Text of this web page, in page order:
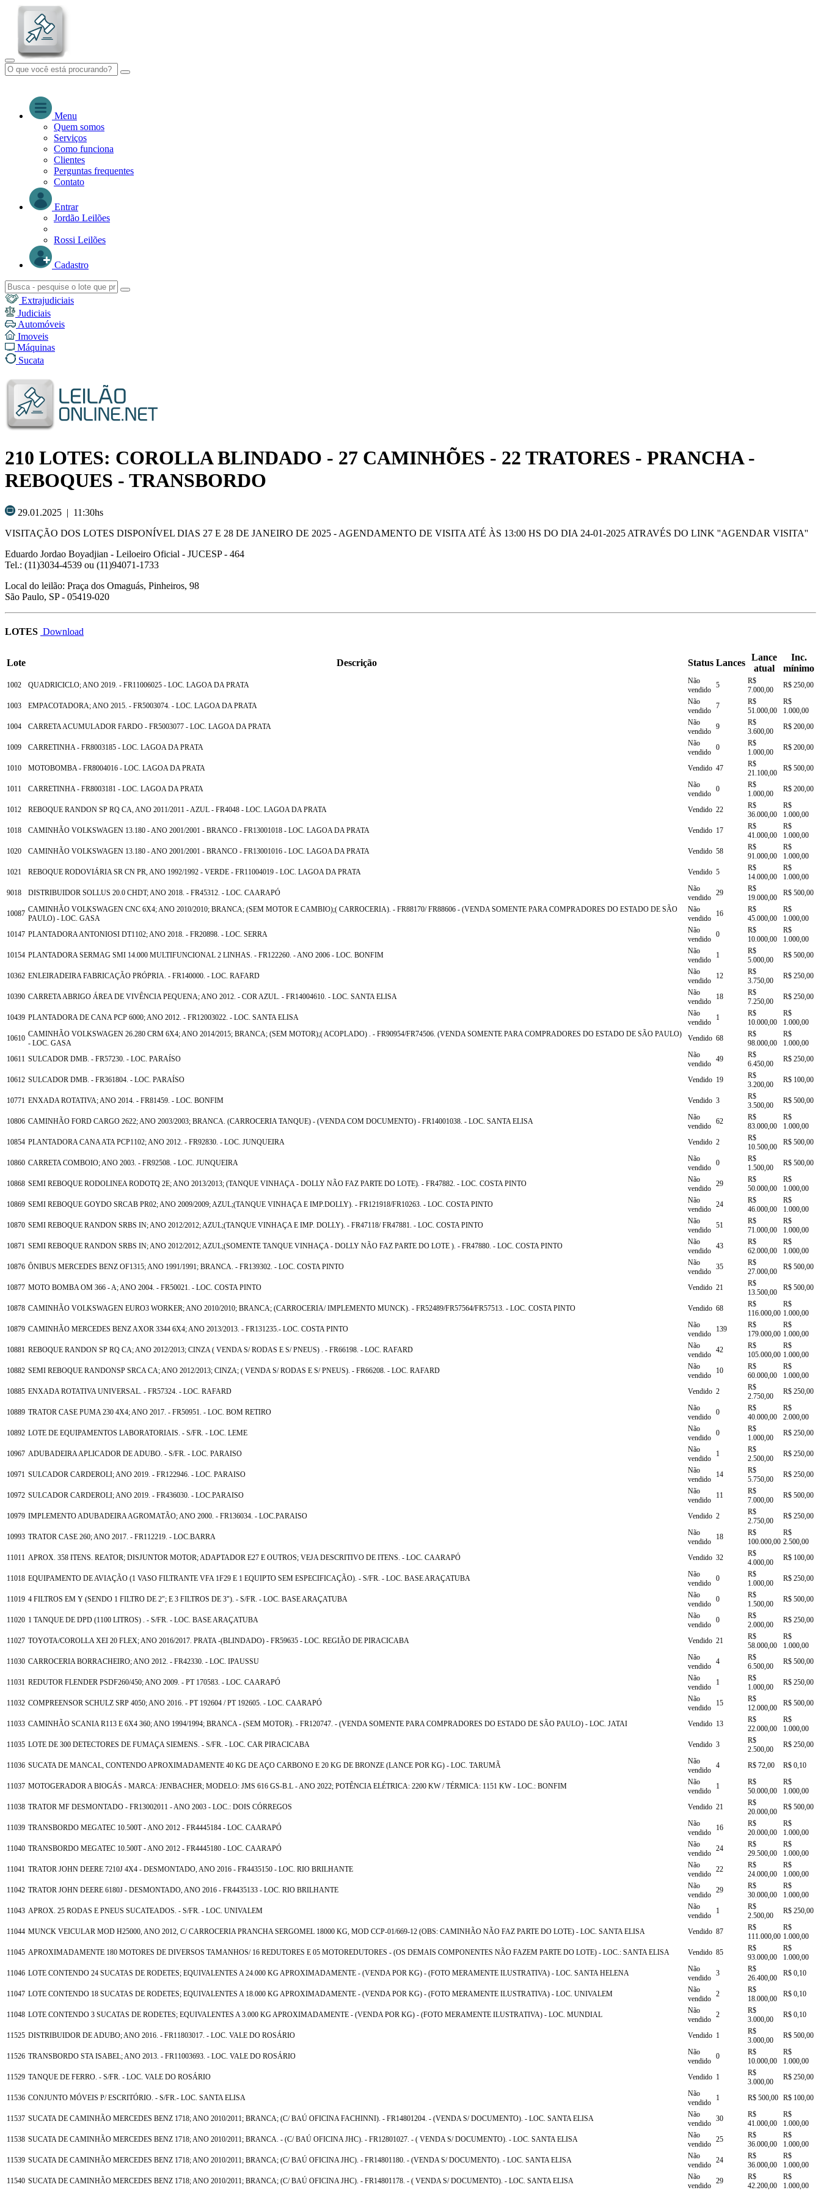
Menu
Quem somos
Serviços
Como funciona
Clientes
Perguntas frequentes
Contato
Entrar
Jordão Leilões
Rossi Leilões
Cadastro
Extrajudiciais
Judiciais
Automóveis
Imoveis
Máquinas
Sucata
210 LOTES: COROLLA BLINDADO - 27 CAMINHÕES - 22 TRATORES - PRANCHA -
REBOQUES - TRANSBORDO
29.01.2025 | 11:30hs
VISITAÇÃO DOS LOTES DISPONÍVEL DIAS 27 E 28 DE JANEIRO DE 2025 - AGENDAMENTO DE VISITA ATÉ ÀS 13:00 HS DO DIA 24-01-2025 ATRAVÉS DO LINK ''AGENDAR VISITA''
Eduardo Jordao Boyadjian - Leiloeiro Oficial - JUCESP - 464
Tel.: (11)3034-4539 ou (11)94071-1733
Local do leilão: Praça dos Omaguás, Pinheiros, 98
São Paulo, SP - 05419-020
LOTES Download
Lote Descrição Status Lances
Lance
atual
Inc.
mínimo
1002 QUADRICICLO; ANO 2019. - FR11006025 - LOC. LAGOA DA PRATA
Não
vendido
5
R$
7.000,00
R$ 250,00
1003 EMPACOTADORA; ANO 2015. - FR5003074. - LOC. LAGOA DA PRATA
Não
vendido
7
R$
51.000,00
R$
1.000,00
1004
CARRETA ACUMULADOR FARDO - FR5003077 - LOC. LAGOA DA PRATA
Não
vendido
9
R$
3.600,00
R$ 200,00
1009 CARRETINHA - FR8003185 - LOC. LAGOA DA PRATA
Não
vendido
0
R$
1.000,00
R$ 200,00
1010 MOTOBOMBA - FR8004016 - LOC. LAGOA DA PRATA Vendido 47
R$
21.100,00
R$ 500,00
1011 CARRETINHA - FR8003181 - LOC. LAGOA DA PRATA
Não
vendido
0
R$
1.000,00
R$ 200,00
1012 REBOQUE RANDON SP RQ CA, ANO 2011/2011 - AZUL - FR4048 - LOC. LAGOA DA PRATA Vendido 22
R$
36.000,00
R$
1.000,00
1018
CAMINHÃO VOLKSWAGEN 13.180 - ANO 2001/2001 - BRANCO - FR13001018 - LOC. LAGOA DA PRATA Vendido 17
R$
41.000,00
R$
1.000,00
1020
CAMINHÃO VOLKSWAGEN 13.180 - ANO 2001/2001 - BRANCO - FR13001016 - LOC. LAGOA DA PRATA Vendido 58
R$
91.000,00
R$
1.000,00
1021
REBOQUE RODOVIÁRIA SR CN PR, ANO 1992/1992 - VERDE - FR11004019 - LOC. LAGOA DA PRATA Vendido 5
R$
14.000,00
R$
1.000,00
9018
DISTRIBUIDOR SOLLUS 20.0 CHDT; ANO 2018. - FR45312. - LOC. CAARAPÓ
Não
vendido
29
R$
19.000,00
R$ 500,00
10087 CAMINHÃO VOLKSWAGEN CNC 6X4; ANO 2010/2010; BRANCA; (SEM MOTOR E CAMBIO);( CARROCERIA). - FR88170/ FR88606 - (VENDA SOMENTE PARA COMPRADORES DO ESTADO DE SÃO
PAULO) - LOC. GASA
Não
vendido
16
R$
45.000,00
R$
1.000,00
10147 PLANTADORA ANTONIOSI DT1102; ANO 2018. - FR20898. - LOC. SERRA
Não
vendido
0
R$
10.000,00
R$
1.000,00
10154 PLANTADORA SERMAG SMI 14.000 MULTIFUNCIONAL 2 LINHAS. - FR122260. - ANO 2006 - LOC. BONFIM
Não
vendido
1
R$
5.000,00
R$ 500,00
10362 ENLEIRADEIRA FABRICAÇÃO PRÓPRIA. - FR140000. - LOC. RAFARD
Não
vendido
12
R$
3.750,00
R$ 250,00
10390 CARRETA ABRIGO ÁREA DE VIVÊNCIA PEQUENA; ANO 2012. - COR AZUL. - FR14004610. - LOC. SANTA ELISA
Não
vendido
18
R$
7.250,00
R$ 250,00
10439 PLANTADORA DE CANA PCP 6000; ANO 2012. - FR12003022. - LOC. SANTA ELISA
Não
vendido
1
R$
10.000,00
R$
1.000,00
10610 CAMINHÃO VOLKSWAGEN 26.280 CRM 6X4; ANO 2014/2015; BRANCA; (SEM MOTOR);( ACOPLADO) . - FR90954/FR74506. (VENDA SOMENTE PARA COMPRADORES DO ESTADO DE SÃO PAULO)
- LOC. GASA
Vendido 68
R$
98.000,00
R$
1.000,00
10611 SULCADOR DMB. - FR57230. - LOC. PARAÍSO
Não
vendido
49
R$
6.450,00
R$ 250,00
10612 SULCADOR DMB. - FR361804. - LOC. PARAÍSO Vendido 19
R$
3.200,00
R$ 100,00
10771 ENXADA ROTATIVA; ANO 2014. - FR81459. - LOC. BONFIM Vendido 3
R$
3.500,00
R$ 500,00
10806 CAMINHÃO FORD CARGO 2622; ANO 2003/2003; BRANCA. (CARROCERIA TANQUE) - (VENDA COM DOCUMENTO) - FR14001038. - LOC. SANTA ELISA
Não
vendido
62
R$
83.000,00
R$
1.000,00
10854 PLANTADORA CANA ATA PCP1102; ANO 2012. - FR92830. - LOC. JUNQUEIRA Vendido 2
R$
10.500,00
R$ 500,00
10860 CARRETA COMBOIO; ANO 2003. - FR92508. - LOC. JUNQUEIRA
Não
vendido
0
R$
1.500,00
R$ 500,00
10868 SEMI REBOQUE RODOLINEA RODOTQ 2E; ANO 2013/2013; (TANQUE VINHAÇA - DOLLY NÃO FAZ PARTE DO LOTE). - FR47882. - LOC. COSTA PINTO
Não
vendido
29
R$
50.000,00
R$
1.000,00
10869 SEMI REBOQUE GOYDO SRCAB PR02; ANO 2009/2009; AZUL;(TANQUE VINHAÇA E IMP.DOLLY). - FR121918/FR10263. - LOC. COSTA PINTO
Não
vendido
24
R$
46.000,00
R$
1.000,00
10870 SEMI REBOQUE RANDON SRBS IN; ANO 2012/2012; AZUL;(TANQUE VINHAÇA E IMP. DOLLY). - FR47118/ FR47881. - LOC. COSTA PINTO
Não
vendido
51
R$
71.000,00
R$
1.000,00
10871 SEMI REBOQUE RANDON SRBS IN; ANO 2012/2012; AZUL;(SOMENTE TANQUE VINHAÇA - DOLLY NÃO FAZ PARTE DO LOTE ). - FR47880. - LOC. COSTA PINTO
Não
vendido
43
R$
62.000,00
R$
1.000,00
10876 ÔNIBUS MERCEDES BENZ OF1315; ANO 1991/1991; BRANCA. - FR139302. - LOC. COSTA PINTO
Não
vendido
35
R$
27.000,00
R$ 500,00
10877 MOTO BOMBA OM 366 - A; ANO 2004. - FR50021. - LOC. COSTA PINTO Vendido 21
R$
13.500,00
R$ 500,00
10878 CAMINHÃO VOLKSWAGEN EURO3 WORKER; ANO 2010/2010; BRANCA; (CARROCERIA/ IMPLEMENTO MUNCK). - FR52489/FR57564/FR57513. - LOC. COSTA PINTO Vendido 68
R$
116.000,00
R$
1.000,00
10879 CAMINHÃO MERCEDES BENZ AXOR 3344 6X4; ANO 2013/2013. - FR131235.- LOC. COSTA PINTO
Não
vendido
139
R$
179.000,00
R$
1.000,00
10881 REBOQUE RANDON SP RQ CA; ANO 2012/2013; CINZA ( VENDA S/ RODAS E S/ PNEUS) . - FR66198. - LOC. RAFARD
Não
vendido
42
R$
105.000,00
R$
1.000,00
10882 SEMI REBOQUE RANDONSP SRCA CA; ANO 2012/2013; CINZA; ( VENDA S/ RODAS E S/ PNEUS). - FR66208. - LOC. RAFARD
Não
vendido
10
R$
60.000,00
R$
1.000,00
10885 ENXADA ROTATIVA UNIVERSAL. - FR57324. - LOC. RAFARD Vendido 2
R$
2.750,00
R$ 250,00
10889 TRATOR CASE PUMA 230 4X4; ANO 2017. - FR50951. - LOC. BOM RETIRO
Não
vendido
0
R$
40.000,00
R$
2.000,00
10892 LOTE DE EQUIPAMENTOS LABORATORIAIS. - S/FR. - LOC. LEME
Não
vendido
0
R$
1.000,00
R$ 250,00
10967 ADUBADEIRA APLICADOR DE ADUBO. - S/FR. - LOC. PARAISO
Não
vendido
1
R$
2.500,00
R$ 250,00
10971 SULCADOR CARDEROLI; ANO 2019. - FR122946. - LOC. PARAISO
Não
vendido
14
R$
5.750,00
R$ 250,00
10972 SULCADOR CARDEROLI; ANO 2019. - FR436030. - LOC.PARAISO
Não
vendido
11
R$
7.000,00
R$ 500,00
10979 IMPLEMENTO ADUBADEIRA AGROMATÃO; ANO 2000. - FR136034. - LOC.PARAISO Vendido 2
R$
2.750,00
R$ 250,00
10993 TRATOR CASE 260; ANO 2017. - FR112219. - LOC.BARRA
Não
vendido
18
R$
100.000,00
R$
2.500,00
11011 APROX. 358 ITENS. REATOR; DISJUNTOR MOTOR; ADAPTADOR E27 E OUTROS; VEJA DESCRITIVO DE ITENS. - LOC. CAARAPÓ Vendido 32
R$
4.000,00
R$ 100,00
11018 EQUIPAMENTO DE AVIAÇÃO (1 VASO FILTRANTE VFA 1F29 E 1 EQUIPTO SEM ESPECIFICAÇÃO). - S/FR. - LOC. BASE ARAÇATUBA
Não
vendido
0
R$
1.000,00
R$ 250,00
11019 4 FILTROS EM Y (SENDO 1 FILTRO DE 2"; E 3 FILTROS DE 3"). - S/FR. - LOC. BASE ARAÇATUBA
Não
vendido
0
R$
1.500,00
R$ 500,00
11020 1 TANQUE DE DPD (1100 LITROS) . - S/FR. - LOC. BASE ARAÇATUBA
Não
vendido
0
R$
2.000,00
R$ 250,00
11027 TOYOTA/COROLLA XEI 20 FLEX; ANO 2016/2017. PRATA -(BLINDADO) - FR59635 - LOC. REGIÃO DE PIRACICABA Vendido 21
R$
58.000,00
R$
1.000,00
11030 CARROCERIA BORRACHEIRO; ANO 2012. - FR42330. - LOC. IPAUSSU
Não
vendido
4
R$
6.500,00
R$ 500,00
11031 REDUTOR FLENDER PSDF260/450; ANO 2009. - PT 170583. - LOC. CAARAPÓ
Não
vendido
1
R$
1.000,00
R$ 250,00
11032 COMPREENSOR SCHULZ SRP 4050; ANO 2016. - PT 192604 / PT 192605. - LOC. CAARAPÓ
Não
vendido
15
R$
12.000,00
R$ 500,00
11033 CAMINHÃO SCANIA R113 E 6X4 360; ANO 1994/1994; BRANCA - (SEM MOTOR). - FR120747. - (VENDA SOMENTE PARA COMPRADORES DO ESTADO DE SÃO PAULO) - LOC. JATAI Vendido 13
R$
22.000,00
R$
1.000,00
11035 LOTE DE 300 DETECTORES DE FUMAÇA SIEMENS. - S/FR. - LOC. CAR PIRACICABA Vendido 3
R$
2.500,00
R$ 250,00
11036 SUCATA DE MANCAL, CONTENDO APROXIMADAMENTE 40 KG DE AÇO CARBONO E 20 KG DE BRONZE (LANCE POR KG) - LOC. TARUMÃ
Não
vendido
4 R$ 72,00 R$ 0,10
11037 MOTOGERADOR A BIOGÁS - MARCA: JENBACHER; MODELO: JMS 616 GS-B.L - ANO 2022; POTÊNCIA ELÉTRICA: 2200 KW / TÉRMICA: 1151 KW - LOC.: BONFIM
Não
vendido
1
R$
50.000,00
R$
1.000,00
11038 TRATOR MF DESMONTADO - FR13002011 - ANO 2003 - LOC.: DOIS CÓRREGOS Vendido 21
R$
20.000,00
R$ 500,00
11039 TRANSBORDO MEGATEC 10.500T - ANO 2012 - FR4445184 - LOC. CAARAPÓ
Não
vendido
16
R$
20.000,00
R$
1.000,00
11040 TRANSBORDO MEGATEC 10.500T - ANO 2012 - FR4445180 - LOC. CAARAPÓ
Não
vendido
24
R$
29.500,00
R$
1.000,00
11041 TRATOR JOHN DEERE 7210J 4X4 - DESMONTADO, ANO 2016 - FR4435150 - LOC. RIO BRILHANTE
Não
vendido
22
R$
24.000,00
R$
1.000,00
11042 TRATOR JOHN DEERE 6180J - DESMONTADO, ANO 2016 - FR4435133 - LOC. RIO BRILHANTE
Não
vendido
29
R$
30.000,00
R$
1.000,00
11043 APROX. 25 RODAS E PNEUS SUCATEADOS. - S/FR. - LOC. UNIVALEM
Não
vendido
1
R$
2.500,00
R$ 250,00
11044 MUNCK VEICULAR MOD H25000, ANO 2012, C/ CARROCERIA PRANCHA SERGOMEL 18000 KG, MOD CCP-01/669-12 (OBS: CAMINHÃO NÃO FAZ PARTE DO LOTE) - LOC. SANTA ELISA Vendido 87
R$
111.000,00
R$
1.000,00
11045 APROXIMADAMENTE 180 MOTORES DE DIVERSOS TAMANHOS/ 16 REDUTORES E 05 MOTOREDUTORES - (OS DEMAIS COMPONENTES NÃO FAZEM PARTE DO LOTE) - LOC.: SANTA ELISA Vendido 85
R$
93.000,00
R$
1.000,00
11046 LOTE CONTENDO 24 SUCATAS DE RODETES; EQUIVALENTES A 24.000 KG APROXIMADAMENTE - (VENDA POR KG) - (FOTO MERAMENTE ILUSTRATIVA) - LOC. SANTA HELENA
Não
vendido
3
R$
26.400,00
R$ 0,10
11047 LOTE CONTENDO 18 SUCATAS DE RODETES; EQUIVALENTES A 18.000 KG APROXIMADAMENTE - (VENDA POR KG) - (FOTO MERAMENTE ILUSTRATIVA) - LOC. UNIVALEM
Não
vendido
2
R$
18.000,00
R$ 0,10
11048 LOTE CONTENDO 3 SUCATAS DE RODETES; EQUIVALENTES A 3.000 KG APROXIMADAMENTE - (VENDA POR KG) - (FOTO MERAMENTE ILUSTRATIVA) - LOC. MUNDIAL
Não
vendido
2
R$
3.000,00
R$ 0,10
11525 DISTRIBUIDOR DE ADUBO; ANO 2016. - FR11803017. - LOC. VALE DO ROSÁRIO Vendido 1
R$
3.000,00
R$ 500,00
11526 TRANSBORDO STA ISABEL; ANO 2013. - FR11003693. - LOC. VALE DO ROSÁRIO
Não
vendido
0
R$
10.000,00
R$
1.000,00
11529 TANQUE DE FERRO. - S/FR. - LOC. VALE DO ROSÁRIO Vendido 1
R$
3.000,00
R$ 250,00
11536 CONJUNTO MÓVEIS P/ ESCRITÓRIO. - S/FR.- LOC. SANTA ELISA
Não
vendido
1 R$ 500,00 R$ 100,00
11537 SUCATA DE CAMINHÃO MERCEDES BENZ 1718; ANO 2010/2011; BRANCA; (C/ BAÚ OFICINA FACHINNI). - FR14801204. - (VENDA S/ DOCUMENTO). - LOC. SANTA ELISA
Não
vendido
30
R$
41.000,00
R$
1.000,00
11538 SUCATA DE CAMINHÃO MERCEDES BENZ 1718; ANO 2010/2011; BRANCA. - (C/ BAÚ OFICINA JHC). - FR12801027. - ( VENDA S/ DOCUMENTO). - LOC. SANTA ELISA
Não
vendido
25
R$
36.000,00
R$
1.000,00
11539 SUCATA DE CAMINHÃO MERCEDES BENZ 1718; ANO 2010/2011; BRANCA; (C/ BAÚ OFICINA JHC). - FR14801180. - (VENDA S/ DOCUMENTO). - LOC. SANTA ELISA
Não
vendido
24
R$
36.000,00
R$
1.000,00
11540 SUCATA DE CAMINHÃO MERCEDES BENZ 1718; ANO 2010/2011; BRANCA; (C/ BAÚ OFICINA JHC). - FR14801178. - ( VENDA S/ DOCUMENTO). - LOC. SANTA ELISA
Não
vendido
29
R$
42.200,00
R$
1.000,00